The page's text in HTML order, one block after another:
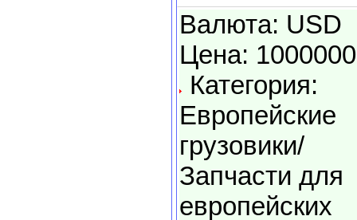
Валюта: USD
Цена: 1000000
Категория:
Европейские
грузовики/
Запчасти для
европейских